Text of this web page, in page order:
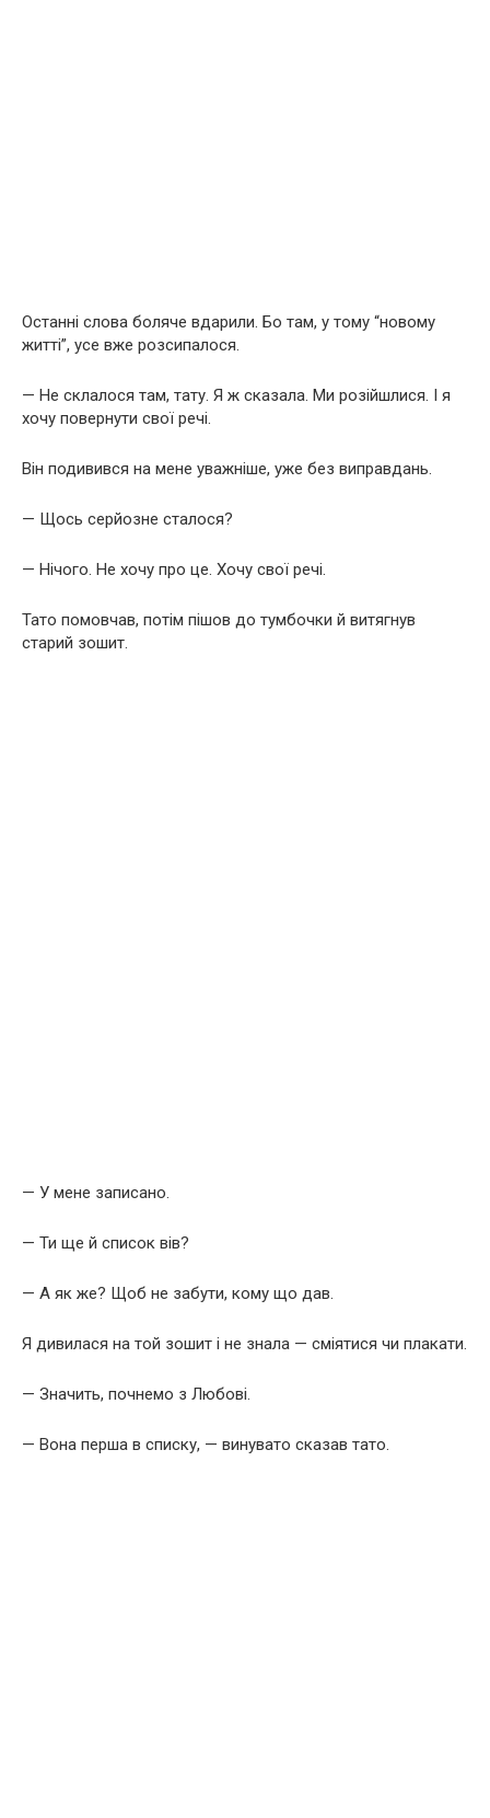
Останні слова боляче вдарили. Бо там, у тому “новому
житті”, усе вже розсипалося.
— Не склалося там, тату. Я ж сказала. Ми розійшлися. І я
хочу повернути свої речі.
Він подивився на мене уважніше, уже без виправдань.
— Щось серйозне сталося?
— Нічого. Не хочу про це. Хочу свої речі.
Тато помовчав, потім пішов до тумбочки й витягнув
старий зошит.
— У мене записано.
— Ти ще й список вів?
— А як же? Щоб не забути, кому що дав.
Я дивилася на той зошит і не знала — сміятися чи плакати.
— Значить, почнемо з Любові.
— Вона перша в списку, — винувато сказав тато.